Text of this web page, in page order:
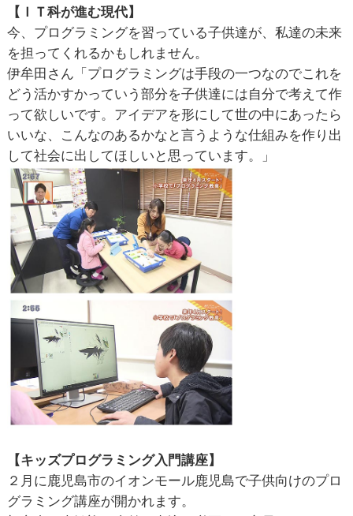
【ＩＴ科が進む現代】
今、プログラミングを習っている子供達が、私達の未来
を担ってくれるかもしれません。
伊牟田さん「プログラミングは手段の一つなのでこれを
どう活かすかっていう部分を子供達には自分で考えて作
って欲しいです。アイデアを形にして世の中にあったら
いいな、こんなのあるかなと言うような仕組みを作り出
して社会に出してほしいと思っています。」
【キッズプログラミング入門講座】
２月に鹿児島市のイオンモール鹿児島で子供向けのプロ
グラミング講座が開かれます。